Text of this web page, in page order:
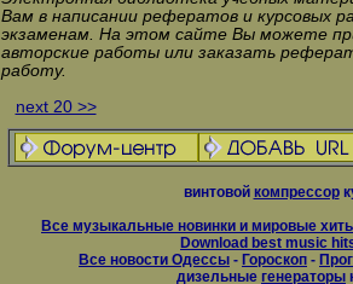
Вам в написании рефератов и курсовых
экзаменам. На этом сайте Вы можете
авторские работы или заказать
работу.
next 20 >>
винтовой компрессор
Все музыкальные новинки и мировые
Download best music
Все новости Одессы - Гороскоп -
дизельные генераторы